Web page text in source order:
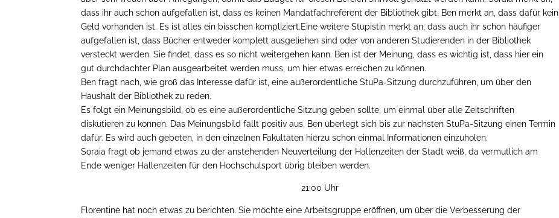
dass ihr auch schon aufgefallen ist, dass es keinen Mandatfachreferent der Bibliothek gibt. Ben merkt an, dass dafür kein
Geld vorhanden ist. Es ist alles ein bisschen kompliziert.Eine weitere Stupistin merkt an, dass auch ihr schon häufiger
aufgefallen ist, dass Bücher entweder komplett ausgeliehen sind oder von anderen Studierenden in der Bibliothek
versteckt werden. Sie findet, dass es so nicht weitergehen kann. Ben ist der Meinung, dass es wichtig ist, dass hier ein
gut durchdachter Plan ausgearbeitet werden muss, um hier etwas erreichen zu können.
Ben fragt nach, wie groß das Interesse dafür ist, eine außerordentliche StuPa-Sitzung durchzuführen, um über den
Haushalt der Bibliothek zu reden.
Es folgt ein Meinungsbild, ob es eine außerordentliche Sitzung geben sollte, um einmal über alle Zeitschriften
diskutieren zu können. Das Meinungsbild fällt positiv aus. Ben überlegt sich bis zur nächsten StuPa-Sitzung einen Termin
dafür. Es wird auch gebeten, in den einzelnen Fakultäten hierzu schon einmal Informationen einzuholen.
Soraia fragt ob jemand etwas zu der anstehenden Neuverteilung der Hallenzeiten der Stadt weiß, da vermutlich am
Ende weniger Hallenzeiten für den Hochschulsport übrig bleiben werden.
21:00 Uhr
Florentine hat noch etwas zu berichten. Sie möchte eine Arbeitsgruppe eröffnen, um über die Verbesserung der